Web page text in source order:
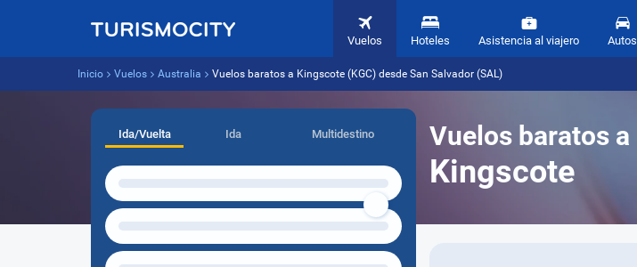
Vuelos Hoteles Asistencia al viajero Autos
Inicio Vuelos Australia Vuelos baratos a Kingscote (KGC) desde San Salvador (SAL)
Vuelos baratos a
Kingscote
Ida/Vuelta Ida Multidestino